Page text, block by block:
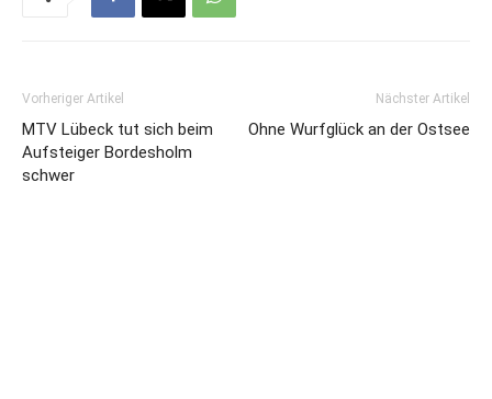
Vorheriger Artikel
MTV Lübeck tut sich beim
Aufsteiger Bordesholm
schwer
Nächster Artikel
Ohne Wurfglück an der Ostsee